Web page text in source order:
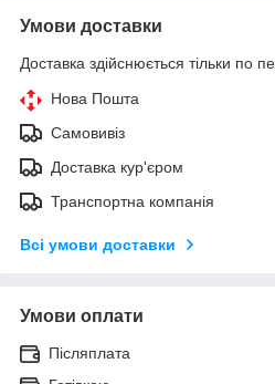
Умови доставки
Доставка здійснюється тільки по
Нова Пошта
Самовивіз
Доставка кур'єром
Транспортна компанія
Всі умови доставки
Умови оплати
Післяплата